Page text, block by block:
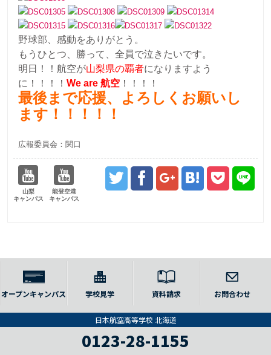
野球部、感動をありがとう。
もうひとつ、勝って、全員で泣きたいです。
明日！！航空が山梨県の覇者になりますよう
に！！！！We are 航空 ！！！！
最後まで応援、よろしくお願いし
ます！！！！！
広報委員会：関口
山梨
キャンパス
能登空港
キャンパス
オープンキャンパス 学校見学 資料請求 お問合わせ
日本航空高等学校 北海道
0123-28-1155